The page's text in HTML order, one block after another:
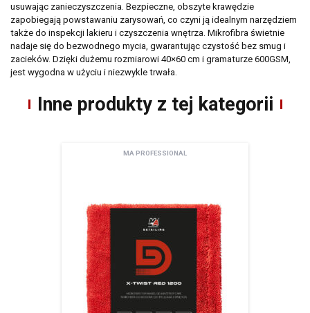
usuwając zanieczyszczenia. Bezpieczne, obszyte krawędzie
zapobiegają powstawaniu zarysowań, co czyni ją idealnym narzędziem
także do inspekcji lakieru i czyszczenia wnętrza. Mikrofibra świetnie
nadaje się do bezwodnego mycia, gwarantując czystość bez smug i
zacieków. Dzięki dużemu rozmiarowi 40×60 cm i gramaturze 600GSM,
jest wygodna w użyciu i niezwykle trwała.
Inne produkty z tej kategorii
MA PROFESSIONAL
Wyrażam zgodę na przetwarzanie moich danych osobowych zamieszczonych w
powyższym formularzu przez AMTRA Sp. z o.o. z siedzibą w Sosnowcu (41-200) przy